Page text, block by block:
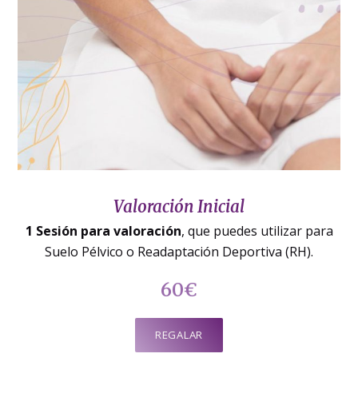
Valoración Inicial
1 Sesión para valoración, que puedes utilizar para
Suelo Pélvico o Readaptación Deportiva (RH).
60€
REGALAR